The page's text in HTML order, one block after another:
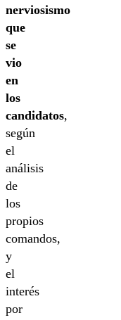
nerviosismo
que
se
vio
en
los
candidatos,
según
el
análisis
de
los
propios
comandos,
y
el
interés
por